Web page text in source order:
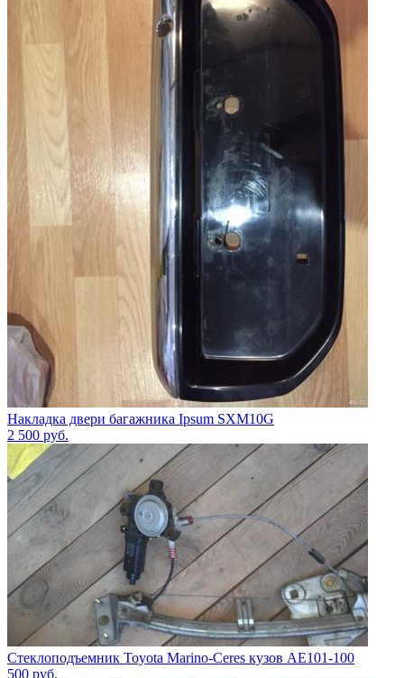
Накладка двери багажника Ipsum SXM10G
2 500 руб.
Стеклоподъемник Toyota Marino-Ceres кузов AE101-100
500 руб.